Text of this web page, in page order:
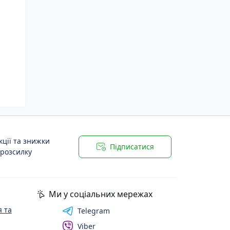
та знижки
Підписатися
та
Ми у соціальних мережах
Telegram
Viber